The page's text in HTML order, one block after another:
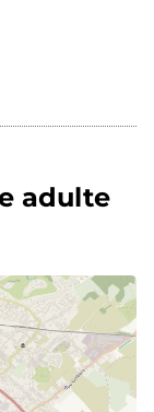
adulte